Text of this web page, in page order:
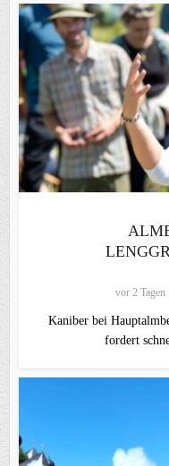
vor 2 Tagen
Kaniber bei
fordert